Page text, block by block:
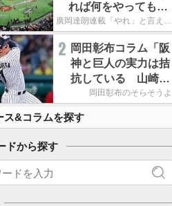
れば何をやってもい
いという発想は大間廣岡達朗連載「やれ」と言える信念
2 岡田彰布コラム「阪
神と巨人の実力は拮
抗している 山崎、
小笠原の存在は大き
岡田彰布のそらそうよ
ス&コラムを探す
ドから探す